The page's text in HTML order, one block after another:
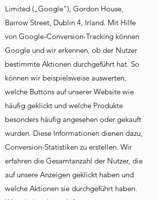
Limited („Google“), Gordon House,
Barrow Street, Dublin 4, Irland. Mit Hilfe
von Google-Conversion-Tracking können
Google und wir erkennen, ob der Nutzer
bestimmte Aktionen durchgeführt hat. So
können wir beispielsweise auswerten,
welche Buttons auf unserer Website wie
häufig geklickt und welche Produkte
besonders häufig angesehen oder gekauft
wurden. Diese Informationen dienen dazu,
Conversion-Statistiken zu erstellen. Wir
erfahren die Gesamtanzahl der Nutzer, die
auf unsere Anzeigen geklickt haben und
welche Aktionen sie durchgeführt haben.